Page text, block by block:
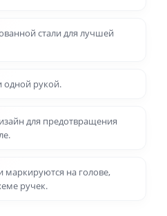
стали для лучшей
одной рукой.
для предотвращения
маркируются на голове,
ручек.